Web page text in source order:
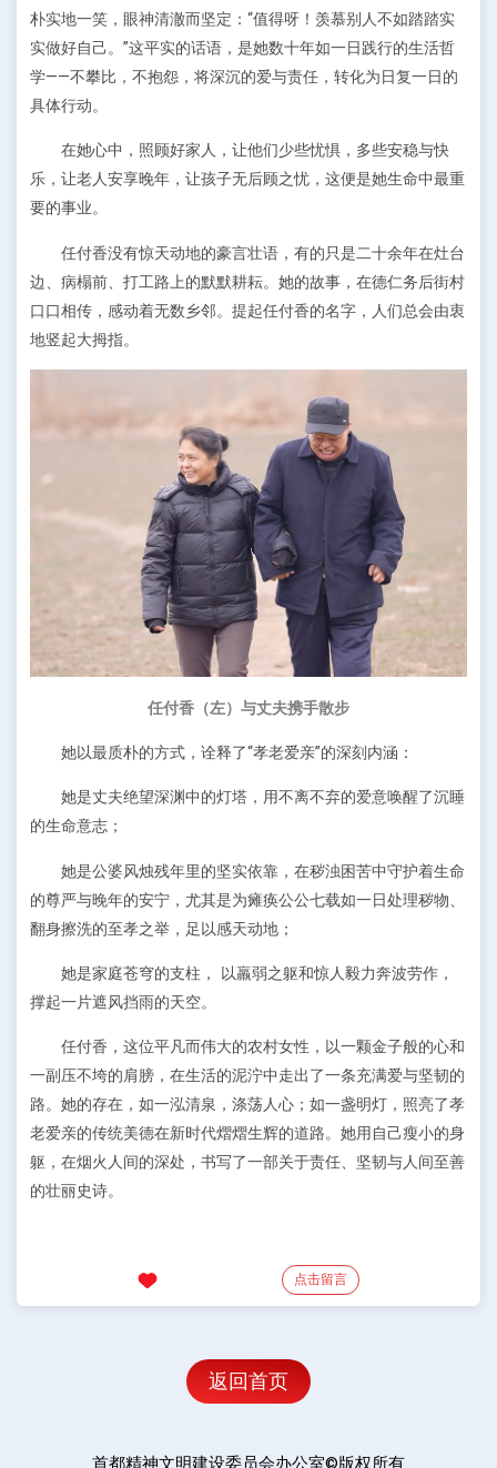
朴实地一笑，眼神清澈而坚定：“值得呀！羡慕别人不如踏踏实
实做好自己。”这平实的话语，是她数十年如一日践行的生活哲
学——不攀比，不抱怨，将深沉的爱与责任，转化为日复一日的
具体行动。
在她心中，照顾好家人，让他们少些忧惧，多些安稳与快
乐，让老人安享晚年，让孩子无后顾之忧，这便是她生命中最重
要的事业。
任付香没有惊天动地的豪言壮语，有的只是二十余年在灶台
边、病榻前、打工路上的默默耕耘。她的故事，在德仁务后街村
口口相传，感动着无数乡邻。提起任付香的名字，人们总会由衷
地竖起大拇指。
任付香（左）与丈夫携手散步
她以最质朴的方式，诠释了“孝老爱亲”的深刻内涵：
她是丈夫绝望深渊中的灯塔，用不离不弃的爱意唤醒了沉睡
的生命意志；
她是公婆风烛残年里的坚实依靠，在秽浊困苦中守护着生命
的尊严与晚年的安宁，尤其是为瘫痪公公七载如一日处理秽物、
翻身擦洗的至孝之举，足以感天动地；
她是家庭苍穹的支柱， 以羸弱之躯和惊人毅力奔波劳作，
撑起一片遮风挡雨的天空。
任付香，这位平凡而伟大的农村女性，以一颗金子般的心和
一副压不垮的肩膀，在生活的泥泞中走出了一条充满爱与坚韧的
路。她的存在，如一泓清泉，涤荡人心；如一盏明灯，照亮了孝
老爱亲的传统美德在新时代熠熠生辉的道路。她用自己瘦小的身
躯，在烟火人间的深处，书写了一部关于责任、坚韧与人间至善
的壮丽史诗。
点击留言
返回首页
首都精神文明建设委员会办公室©版权所有